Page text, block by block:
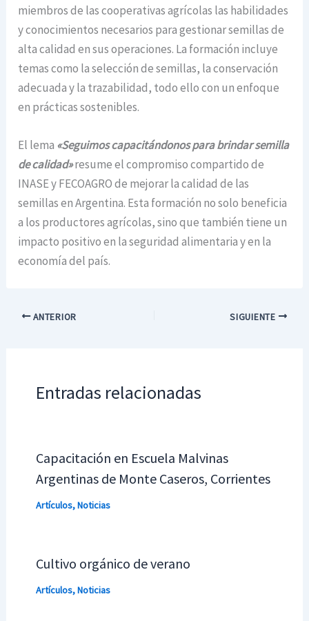
miembros de las cooperativas agrícolas las habilidades
y conocimientos necesarios para gestionar semillas de
alta calidad en sus operaciones. La formación incluye
temas como la selección de semillas, la conservación
adecuada y la trazabilidad, todo ello con un enfoque
en prácticas sostenibles.
El lema «Seguimos capacitándonos para brindar semilla
de calidad»resume el compromiso compartido de
INASE y FECOAGRO de mejorar la calidad de las
semillas en Argentina. Esta formación no solo beneficia
a los productores agrícolas, sino que también tiene un
impacto positivo en la seguridad alimentaria y en la
economía del país.
ANTERIOR SIGUIENTE
Entradas relacionadas
Capacitación en Escuela Malvinas
Argentinas de Monte Caseros, Corrientes
Artículos,Noticias
Cultivo orgánico de verano
Artículos,Noticias